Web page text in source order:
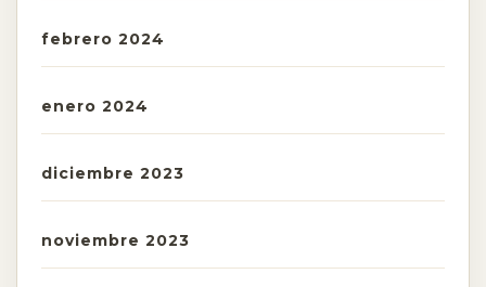
febrero 2024
enero 2024
diciembre 2023
noviembre 2023